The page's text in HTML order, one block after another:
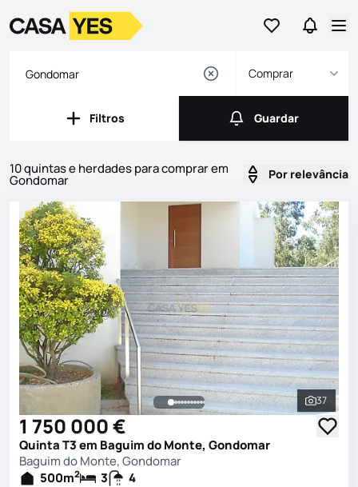
Ir para osIr para
LogoIr para a homepage
Comprar
Filtros
Filtros Guardar
Guardar
10 quintas e herdades para comprar em
Gondomar Por relevância
Imóveis
Lista de Imóveis
Ver
37
1 750 000 €
Quinta T3 em Baguim do Monte, Gondomar
Baguim do Monte, Gondomar
500m2 3 4